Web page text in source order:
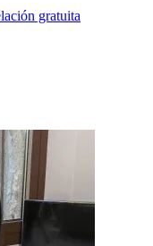
gratuita